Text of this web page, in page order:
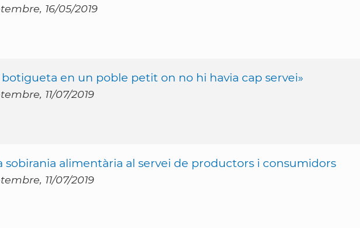
16/05/2019
en un poble petit on no hi havia cap servei»
11/07/2019
sobirania alimentària al servei de productors i consumidors
11/07/2019